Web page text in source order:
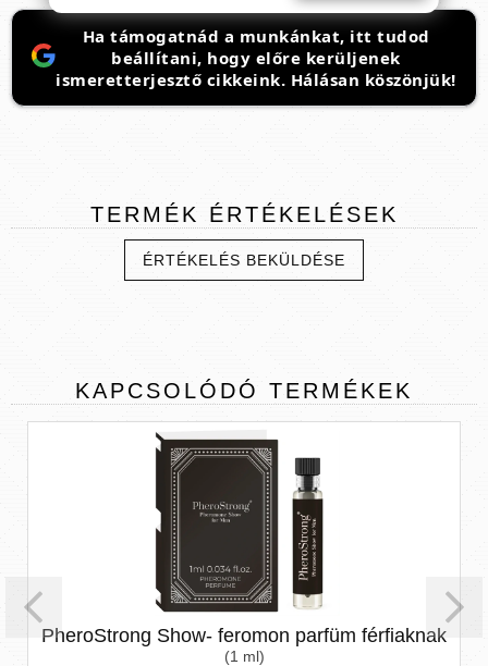
Ha támogatnád a munkánkat, itt tudod
beállítani, hogy előre kerüljenek
ismeretterjesztő cikkeink. Hálásan köszönjük!
TERMÉK ÉRTÉKELÉSEK
ÉRTÉKELÉS BEKÜLDÉSE
KAPCSOLÓDÓ TERMÉKEK
PheroStrong Show- feromon parfüm férfiaknak
(1 ml)